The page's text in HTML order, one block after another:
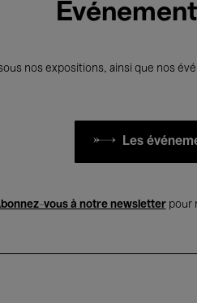
nos expositions, ainsi que nos
Les
vous à notre newsletterpour